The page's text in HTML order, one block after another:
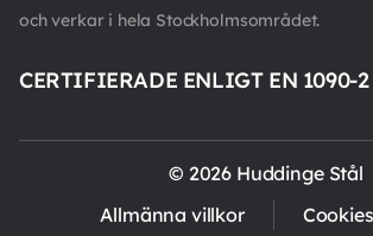
och verkar i hela Stockholmsområdet.
CERTIFIERADE ENLIGT EN 1090-2
© 2026 Huddinge Stål
Allmänna villkor
Cookies